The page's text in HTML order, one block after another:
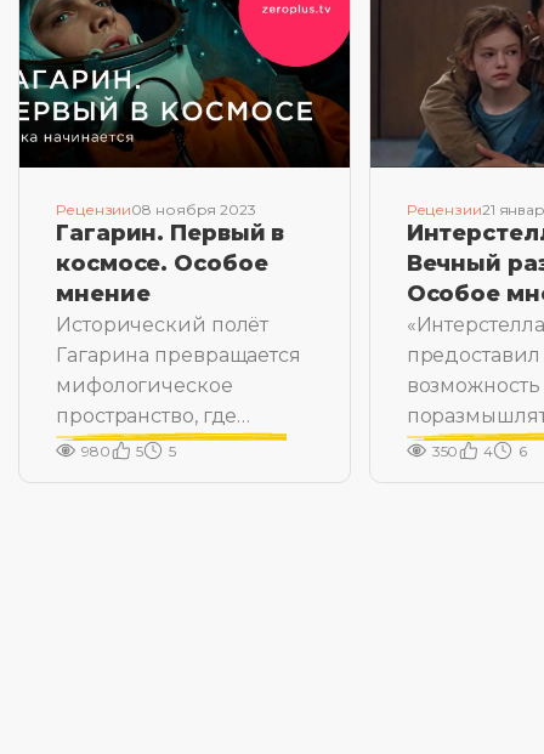
Рецензии08 ноября 2023
Гагарин. Первый в
космосе. Особое
мнение
Исторический полёт
Гагарина превращается
мифологическое
пространство, где
рождается Герой
980 5 5
Рецензии21
Вечный
Особое
предоставил
множестве
тем.
350 4 6